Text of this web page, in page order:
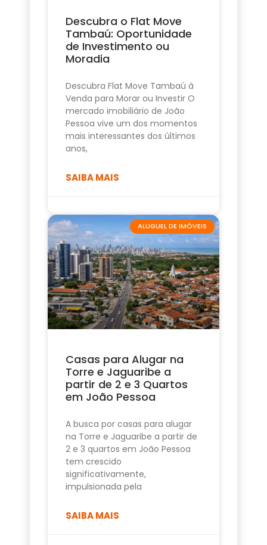
Descubra o Flat Move
Tambaú: Oportunidade
de Investimento ou
Moradia
Descubra Flat Move Tambaú à
Venda para Morar ou Investir O
mercado imobiliário de João
Pessoa vive um dos momentos
mais interessantes dos últimos
anos,
SAIBA MAIS
ALUGUEL DE IMÓVEIS
Casas para Alugar na
Torre e Jaguaribe a
partir de 2 e 3 Quartos
em João Pessoa
A busca por casas para alugar
na Torre e Jaguaribe a partir de
2 e 3 quartos em João Pessoa
tem crescido
significativamente,
impulsionada pela
SAIBA MAIS